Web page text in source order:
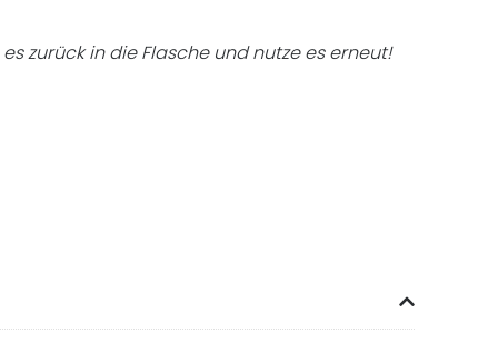
zurück in die Flasche und nutze es erneut!